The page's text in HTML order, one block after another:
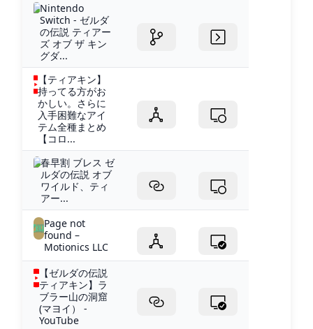
Nintendo
Switch - ゼルダ
の伝説 ティアー
ズ オブ ザ キン
グダ...
【ティアキン】
持ってる方がお
かしい。さらに
入手困難なアイ
テム全種まとめ
【コロ...
春早割 ブレス ゼ
ルダの伝説 オブ
ワイルド、ティ
アー...
Page not
found –
Motionics LLC
【ゼルダの伝説
ティアキン】ラ
ブラー山の洞窟
(マヨイ） -
YouTube